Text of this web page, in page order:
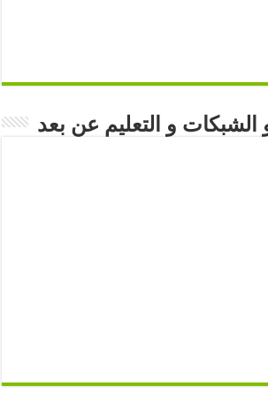
الشبكات و التعليم عن بعد